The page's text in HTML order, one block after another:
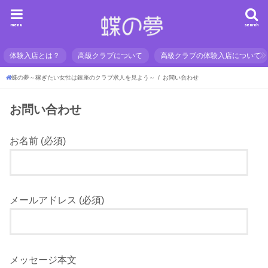
search
menu
体験入店とは？ 高級クラブについて 高級クラブの体験入店について
蝶の夢～稼ぎたい女性は銀座のクラブ求人を見よう～ お問い合わせ
お問い合わせ
お名前 (必須)
メールアドレス (必須)
メッセージ本文